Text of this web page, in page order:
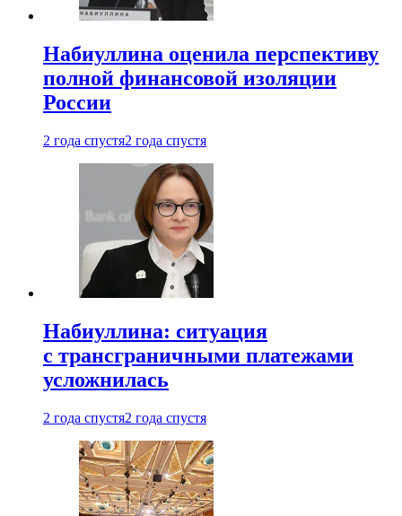
Набиуллина оценила перспективу
полной финансовой изоляции
России
2 года спустя2 года спустя
Набиуллина: ситуация
с трансграничными платежами
усложнилась
2 года спустя2 года спустя